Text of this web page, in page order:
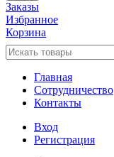
Заказы
Избранное
Корзина
Главная
Сотрудничество
Контакты
Вход
Регистрация